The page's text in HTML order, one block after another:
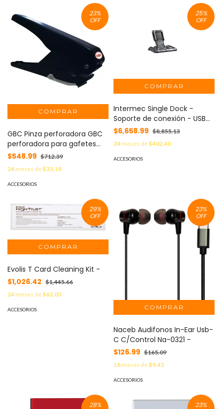
23%
OFF
GBC Pinza perforadora GBC
perforadora para gafetes
MOD: MX60077
$548.99 $712.39
24meses de$33.18
ACCESORIOS
25%
OFF
Intermec Single Dock -
Soporte de conexión - USB
MOD: 871-228-301
$6,658.99 $8,855.13
24meses de$402.40
ACCESORIOS
29%
OFF
Evolis T Card Cleaning Kit -
$1,026.42 $1,445.66
24meses de$62.03
ACCESORIOS
23%
OFF
Naceb Audifonos In-Ear Usb-
C C/Control Na-0321 -
$126.99 $165.09
18meses de$9.43
ACCESORIOS
28%
23%